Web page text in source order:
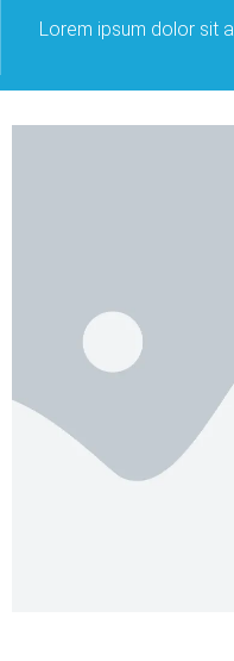
Lorem ipsum dolor sit